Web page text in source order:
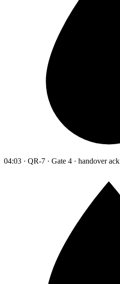
04:03 · QR-7 · Gate 4 · handover ack